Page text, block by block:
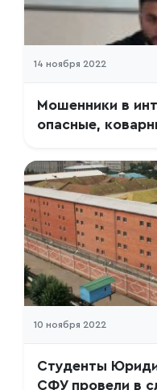
14 ноября 2022
Мошенники в
опасные,
10 ноября 2022
Студенты
СФУ провели в